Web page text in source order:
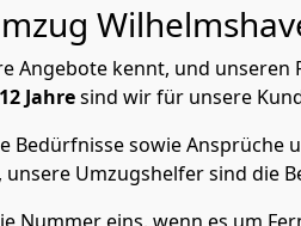
Angebote kennt, und unseren
Jahresind wir für unsere
Bedürfnisse sowie Ansprüche
unsere Umzugshelfer sind die